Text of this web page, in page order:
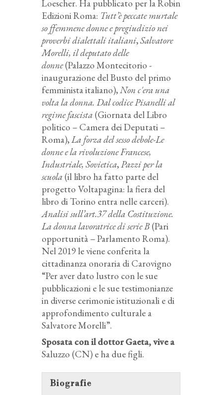
Loescher. Ha pubblicato per la Robin
Edizioni Roma: Tutt’è peccate murtale
so ffemmene donne e pregiudizio nei
proverbi dialettali italiani,Salvatore
Morelli, il deputato delle
donne(Palazzo Montecitorio -
inaugurazione del Busto del primo
femminista italiano),Non c'era una
volta la donna. Dal codice Pisanelli al
regime fascista (Giornata del Libro
politico – Camera dei Deputati –
Roma),La forza del sesso debole-Le
donne e la rivoluzione Francese,
Industriale, Sovietica,Pazzi per la
scuola (il libro ha fatto parte del
progetto Voltapagina: la fiera del
libro di Torino entra nelle carceri).
Analisi sull’art.37 della Costituzione.
La donna lavoratrice di serie B (Pari
opportunità – Parlamento Roma).
Nel 2019 le viene conferita la
cittadinanza onoraria di Carovigno
“Per aver dato lustro con le sue
pubblicazioni e le sue testimonianze
in diverse cerimonie istituzionali e di
approfondimento culturale a
Salvatore Morelli”.
Sposata con il dottor Gaeta, vive a
Saluzzo (CN) e ha due figli.
Biografie